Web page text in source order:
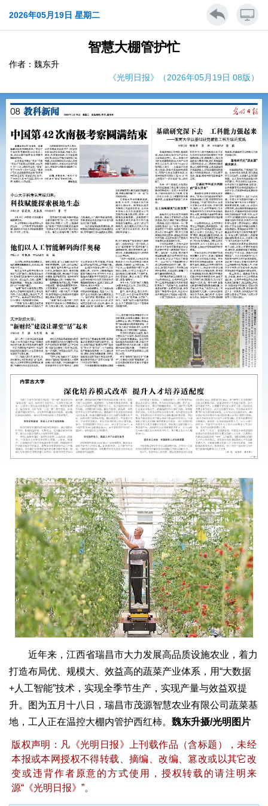
2026年05月19日 星期二
智慧大棚管护忙
作者：魏东升
《光明日报》（2026年05月19日 08版）
近年来，江西省瑞昌市大力发展高品质设施农业，着力
打造布局优、规模大、效益高的蔬菜产业体系，用“大数据
+人工智能”技术，实现全季节生产，实现产量与效益双提
升。图为五月十八日，瑞昌市茂源智慧农业有限公司蔬菜基
地，工人正在温控大棚内管护西红柿。 魏东升摄/光明图片
版权声明：凡《光明日报》上刊载作品（含标题），未经
本报或本网授权不得转载、摘编、改编、篡改或以其它改
变或违背作者原意的方式使用，授权转载的请注明来
源“《光明日报》”。